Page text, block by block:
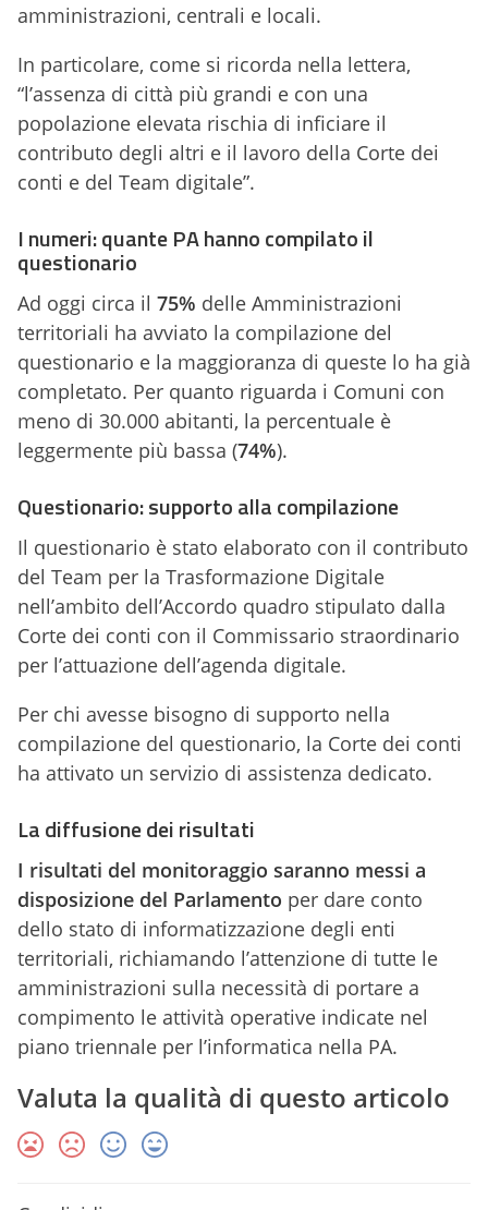
amministrazioni, centrali e locali.
In particolare, come si ricorda nella lettera,
“l’assenza di città più grandi e con una
popolazione elevata rischia di inficiare il
contributo degli altri e il lavoro della Corte dei
conti e del Team digitale”.
I numeri: quante PA hanno compilato il
questionario
Ad oggi circa il 75% delle Amministrazioni
territoriali ha avviato la compilazione del
questionario e la maggioranza di queste lo ha già
completato. Per quanto riguarda i Comuni con
meno di 30.000 abitanti, la percentuale è
leggermente più bassa (74%).
Questionario: supporto alla compilazione
Il questionario è stato elaborato con il contributo
del Team per la Trasformazione Digitale
nell’ambito dell’Accordo quadro stipulato dalla
Corte dei conti con il Commissario straordinario
per l’attuazione dell’agenda digitale.
Per chi avesse bisogno di supporto nella
compilazione del questionario, la Corte dei conti
ha attivato un servizio di assistenza dedicato.
La diffusione dei risultati
I risultati del monitoraggio saranno messi a
disposizione del Parlamento per dare conto
dello stato di informatizzazione degli enti
territoriali, richiamando l’attenzione di tutte le
amministrazioni sulla necessità di portare a
compimento le attività operative indicate nel
piano triennale per l’informatica nella PA.
Valuta la qualità di questo articolo